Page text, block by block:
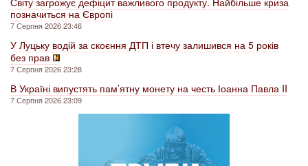
позначиться на Європі
7 Серпня 2026 23:46
У Луцьку водій за скоєння ДТП і втечу залишився на 5 років
без прав
7 Серпня 2026 23:28
В Україні випустять пам’ятну монету на честь Іоанна Павла II
7 Серпня 2026 23:09